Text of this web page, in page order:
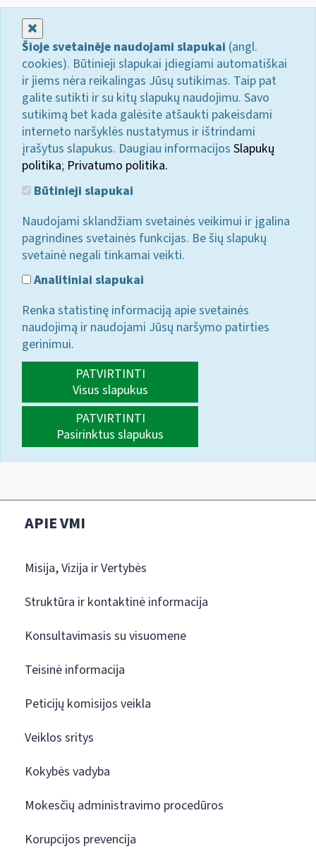
Šioje svetainėje naudojami slapukai (angl.
cookies). Būtinieji slapukai įdiegiami automatiškai
ir jiems nėra reikalingas Jūsų sutikimas. Taip pat
galite sutikti ir su kitų slapukų naudojimu. Savo
sutikimą bet kada galėsite atšaukti pakeisdami
interneto naršyklės nustatymus ir ištrindami
įrašytus slapukus. Daugiau informacijos Slapukų
politika; Privatumo politika.
Būtinieji slapukai
Naudojami sklandžiam svetainės veikimui ir įgalina
pagrindines svetainės funkcijas. Be šių slapukų
svetainė negali tinkamai veikti.
Analitiniai slapukai
Renka statistinę informaciją apie svetainės
naudojimą ir naudojami Jūsų naršymo patirties
gerinimui.
PATVIRTINTI
Visus slapukus
PATVIRTINTI
Pasirinktus slapukus
APIE VMI
Misija, Vizija ir Vertybės
Struktūra ir kontaktinė informacija
Konsultavimasis su visuomene
Teisinė informacija
Peticijų komisijos veikla
Veiklos sritys
Kokybės vadyba
Mokesčių administravimo procedūros
Korupcijos prevencija